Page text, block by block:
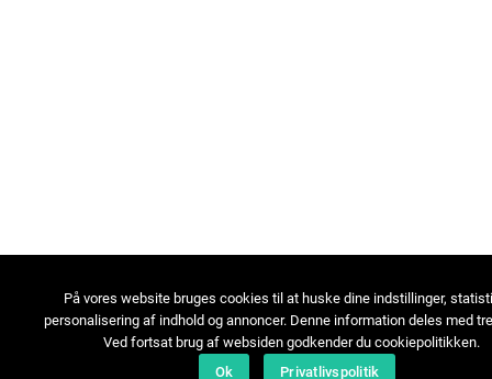
På vores website bruges cookies til at huske dine indstillinger,
personalisering af indhold og annoncer. Denne information deles med
Ved fortsat brug af websiden godkender du cookiepolitikken.
Ok
Privatlivspolitik